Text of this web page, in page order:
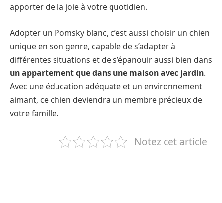
apporter de la joie à votre quotidien.
Adopter un Pomsky blanc, c’est aussi choisir un chien
unique en son genre, capable de s’adapter à
différentes situations et de s’épanouir aussi bien dans
un appartement que dans une maison avec jardin.
Avec une éducation adéquate et un environnement
aimant, ce chien deviendra un membre précieux de
votre famille.
Notez cet article